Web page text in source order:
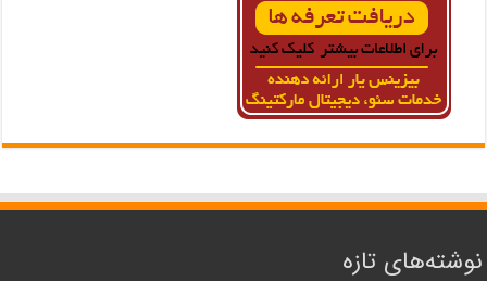
نوشته‌های تازه